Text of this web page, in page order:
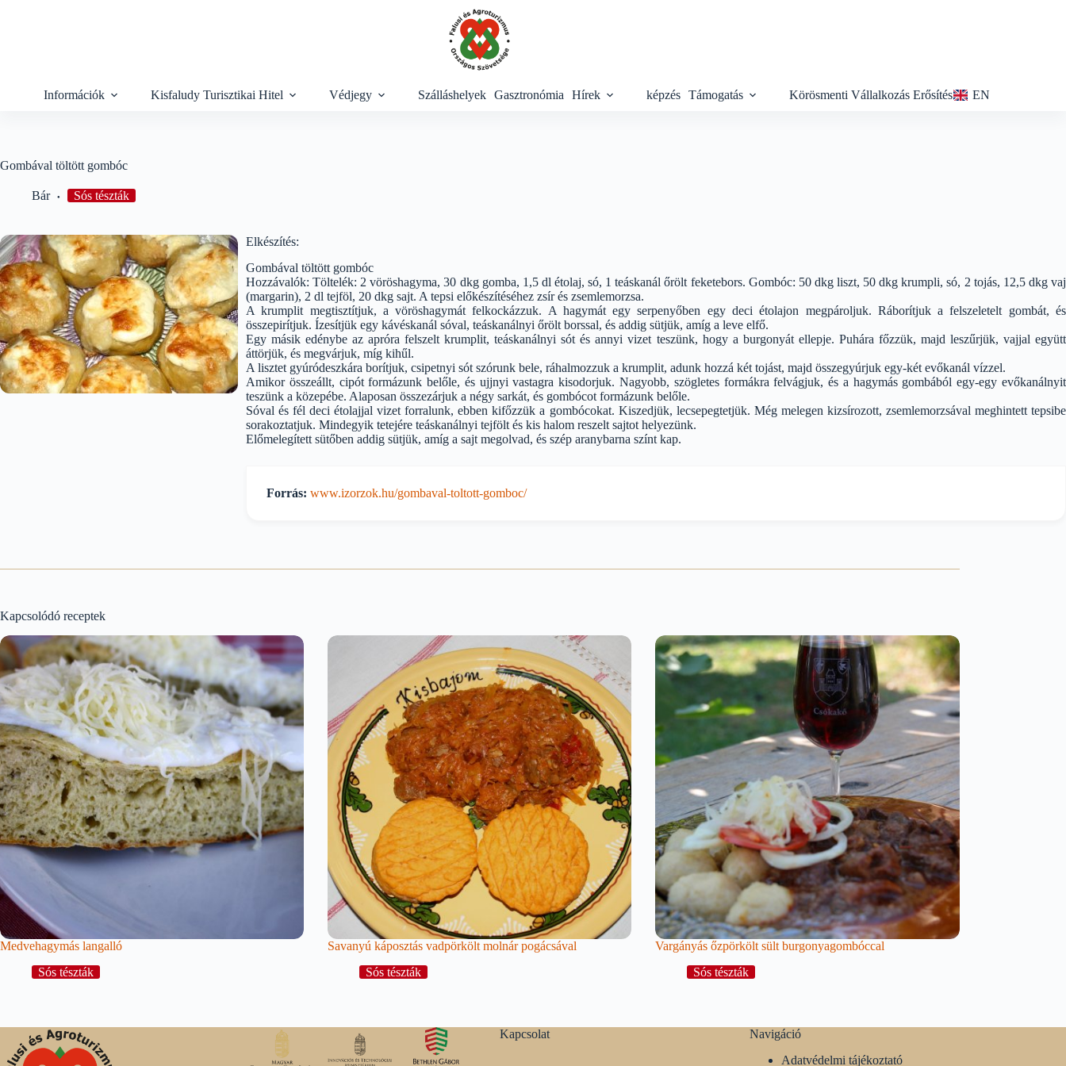
Információk Kisfaludy Turisztikai Hitel Védjegy Szálláshelyek Gasztronómia Hírek képzés Támogatás Körösmenti Vállalkozás Erősítés EN
Gombával töltött gombóc
Bár Sós tészták
Elkészítés:
Gombával töltött gombóc
Hozzávalók: Töltelék: 2 vöröshagyma, 30 dkg gomba, 1,5 dl étolaj, só, 1 teáskanál őrölt feketebors. Gombóc: 50 dkg liszt, 50 dkg krumpli, só, 2 tojás, 12,5 dkg vaj
(margarin), 2 dl tejföl, 20 dkg sajt. A tepsi előkészítéséhez zsír és zsemlemorzsa.
A krumplit megtisztítjuk, a vöröshagymát felkockázzuk. A hagymát egy serpenyőben egy deci étolajon megpároljuk. Ráborítjuk a felszeletelt gombát, és
összepirítjuk. Ízesítjük egy kávéskanál sóval, teáskanálnyi őrölt borssal, és addig sütjük, amíg a leve elfő.
Egy másik edénybe az apróra felszelt krumplit, teáskanálnyi sót és annyi vizet teszünk, hogy a burgonyát ellepje. Puhára főzzük, majd leszűrjük, vajjal együtt
áttörjük, és megvárjuk, míg kihűl.
A lisztet gyúródeszkára borítjuk, csipetnyi sót szórunk bele, ráhalmozzuk a krumplit, adunk hozzá két tojást, majd összegyúrjuk egy-két evőkanál vízzel.
Amikor összeállt, cipót formázunk belőle, és ujjnyi vastagra kisodorjuk. Nagyobb, szögletes formákra felvágjuk, és a hagymás gombából egy-egy evőkanálnyit
teszünk a közepébe. Alaposan összezárjuk a négy sarkát, és gombócot formázunk belőle.
Sóval és fél deci étolajjal vizet forralunk, ebben kifőzzük a gombócokat. Kiszedjük, lecsepegtetjük. Még melegen kizsírozott, zsemlemorzsával meghintett tepsibe
sorakoztatjuk. Mindegyik tetejére teáskanálnyi tejfölt és kis halom reszelt sajtot helyezünk.
Előmelegített sütőben addig sütjük, amíg a sajt megolvad, és szép aranybarna színt kap.
Forrás: www.izorzok.hu/gombaval-toltott-gomboc/
Kapcsolódó receptek
Medvehagymás langalló
Sós tészták
Savanyú káposztás vadpörkölt molnár pogácsával
Sós tészták
Vargányás őzpörkölt sült burgonyagombóccal
Sós tészták
Kapcsolat
Navigáció
Adatvédelmi tájékoztató